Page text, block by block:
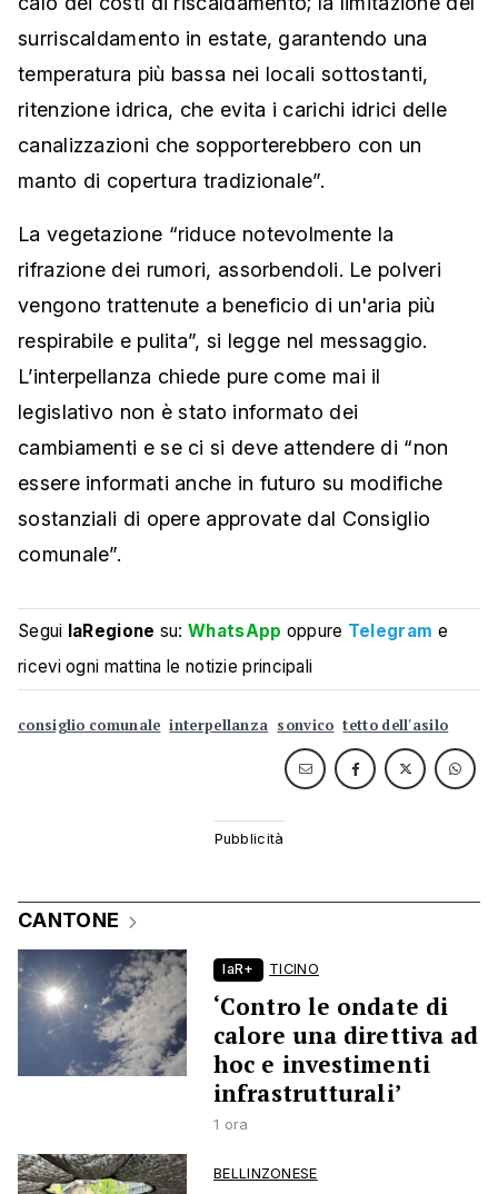
surriscaldamento in estate, garantendo una
temperatura più bassa nei locali sottostanti,
ritenzione idrica, che evita i carichi idrici delle
canalizzazioni che sopporterebbero con un
manto di copertura tradizionale”.
La vegetazione “riduce notevolmente la
rifrazione dei rumori, assorbendoli. Le polveri
vengono trattenute a beneficio di un'aria più
respirabile e pulita”, si legge nel messaggio.
L’interpellanza chiede pure come mai il
legislativo non è stato informato dei
cambiamenti e se ci si deve attendere di “non
essere informati anche in futuro su modifiche
sostanziali di opere approvate dal Consiglio
comunale”.
Segui laRegione su:WhatsApp oppure Telegram e
ricevi ogni mattina le notizie principali
consiglio comunale interpellanza sonvico tetto dell'asilo
CANTONE
laR+ TICINO
‘Contro le ondate di
calore una direttiva ad
hoc e investimenti
infrastrutturali’
1 ora
BELLINZONESE